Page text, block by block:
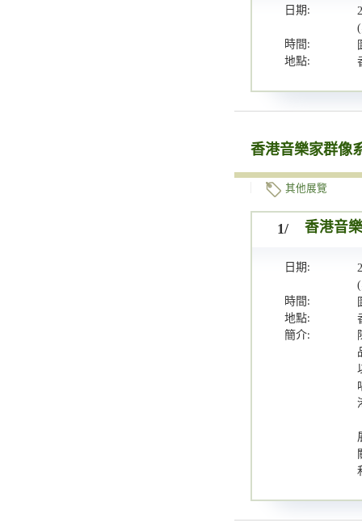
日期:
時間:
地點:
香港音樂家群像
其他展覽
1/ 香港音
日期:
時間:
地點:
簡介: